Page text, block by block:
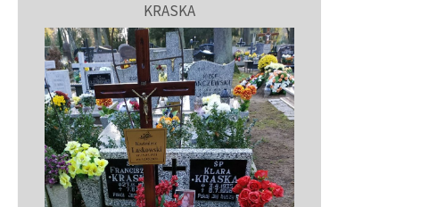
KRASKA